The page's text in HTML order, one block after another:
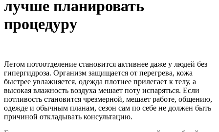
лучше планировать
процедуру
Летом потоотделение становится активнее даже у людей без
гипергидроза. Организм защищается от перегрева, кожа
быстрее увлажняется, одежда плотнее прилегает к телу, а
высокая влажность воздуха мешает поту испаряться. Если
потливость становится чрезмерной, мешает работе, общению,
одежде и обычным планам, сезон сам по себе не должен быть
причиной откладывать консультацию.